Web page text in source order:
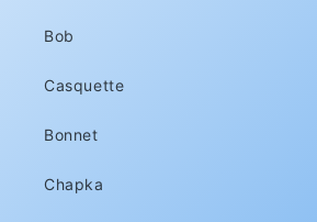
Bob
Casquette
Bonnet
Chapka